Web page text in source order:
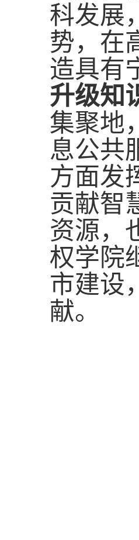
科发展
势，在
造具有
升级知
集聚地
息公共
方面发
贡献智
资源，
权学院
市建设
献。